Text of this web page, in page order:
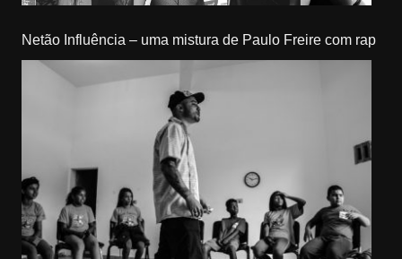
Netão Influência – uma mistura de Paulo Freire com rap